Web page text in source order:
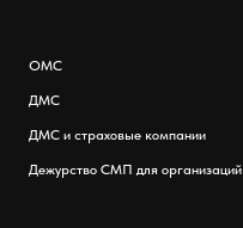
ОМС
ДМС
ДМС и страховые компании
Дежурство СМП для организаций